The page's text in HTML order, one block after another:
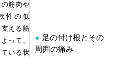
筋肉や
性の低
える筋
って、
いる状
足の付け根とその
周囲の痛み